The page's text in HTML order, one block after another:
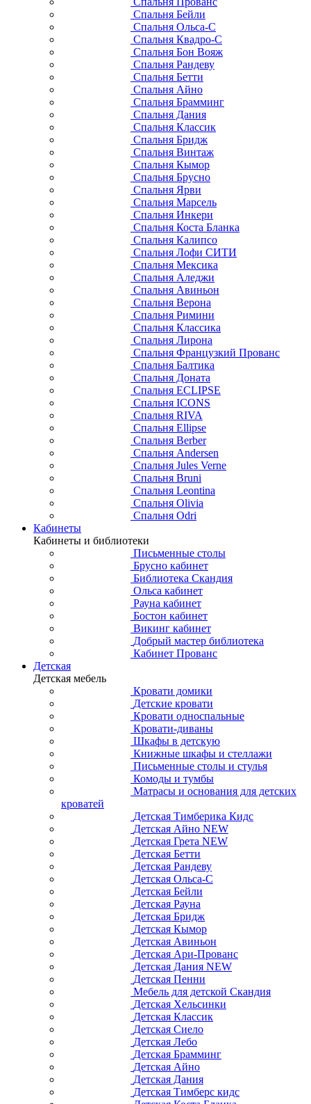
Спальня Бейли
Спальня Ольса-С
Спальня Квадро-С
Спальня Бон Вояж
Спальня Рандеву
Спальня Бетти
Спальня Айно
Спальня Брамминг
Спальня Дания
Спальня Классик
Спальня Бридж
Спальня Винтаж
Спальня Кымор
Спальня Брусно
Спальня Ярви
Спальня Марсель
Спальня Инкери
Спальня Коста Бланка
Спальня Калипсо
Спальня Лофи СИТИ
Спальня Мексика
Спальня Аледжи
Спальня Авиньон
Спальня Верона
Спальня Римини
Спальня Классика
Спальня Лирона
Спальня Французкий Прованс
Спальня Балтика
Спальня Доната
Спальня ECLIPSE
Спальня ICONS
Спальня RIVA
Спальня Ellipse
Спальня Berber
Спальня Andersen
Спальня Jules Verne
Спальня Bruni
Спальня Leontina
Спальня Olivia
Спальня Odri
Кабинеты
Кабинеты и библиотеки
Письменные столы
Брусно кабинет
Библиотека Скандия
Ольса кабинет
Рауна кабинет
Бостон кабинет
Викинг кабинет
Добрый мастер библиотека
Кабинет Прованс
Детская
Детская мебель
Кровати домики
Детские кровати
Кровати односпальные
Кровати-диваны
Шкафы в детскую
Книжные шкафы и стеллажи
Письменные столы и стулья
Комоды и тумбы
Матрасы и основания для детских
кроватей
Детская Тимберика Кидс
Детская Айно NEW
Детская Грета NEW
Детская Бетти
Детская Рандеву
Детская Ольса-С
Детская Бейли
Детская Рауна
Детская Бридж
Детская Кымор
Детская Авиньон
Детская Ари-Прованс
Детская Дания NEW
Детская Пенни
Мебель для детской Скандия
Детская Хельсинки
Детская Классик
Детская Сиело
Детская Лебо
Детская Брамминг
Детская Айно
Детская Дания
Детская Тимберс кидс